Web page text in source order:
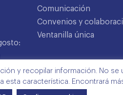
Comunicación
Convenios y
Ventanilla única
y recopilar información. No
característica. Encontrará